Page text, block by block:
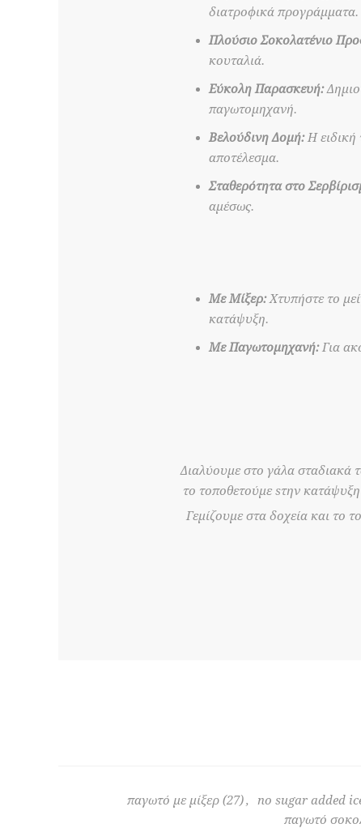
διατροφικά προγράμματα.
Πλούσιο Σοκολατένιο
κουταλιά.
Εύκολη Παρασκευή:
παγωτομηχανή.
Βελούδινη Δομή:Η ειδική
αποτέλεσμα.
Σταθερότητα στο
αμέσως.
Με Μίξερ:Χτυπήστε το
κατάψυξη.
Με Παγωτομηχανή:Για
Διαλύουμε στο γάλα σταδιακά
το τοποθετούμε sτην
Γεμίζουμε στα δοχεία και το
παγωτό με μίξερ (27), no sugar added
παγωτό